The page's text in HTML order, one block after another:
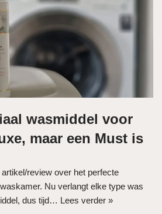
wasmiddel voor
maar een Must is
review over het perfecte
Nu verlangt elke type was
dus tijd… Lees verder »